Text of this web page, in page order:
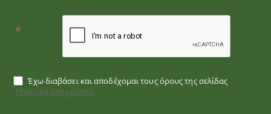
Έχω διαβάσει και αποδέχομαι τους όρους της σελίδας
Πολιτική Απορρήτου